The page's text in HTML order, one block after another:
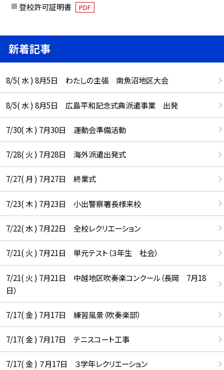
登校許可証明書 PDF
新着記事
8/5( 水 ) 8月5日 わたしの主張 南魚沼地区大会
8/5( 水 ) 8月5日 広島平和記念式典派遣事業 出発
7/30( 木 ) 7月30日 運動会準備活動
7/28( 火 ) 7月28日 海外派遣出発式
7/27( 月 ) 7月27日 終業式
7/23( 木 ) 7月23日 小出警察署長様来校
7/22( 水 ) 7月22日 全校レクリエーション
7/21( 火 ) 7月21日 単元テスト（３年生 社会）
7/21( 火 ) 7月21日 中越地区吹奏楽コンクール（長岡 7月18
日）
7/17( 金 ) 7月17日 練習風景（吹奏楽部）
7/17( 金 ) 7月17日 テニスコート工事
7/17( 金 ) ７月17日 ３学年レクリエーション